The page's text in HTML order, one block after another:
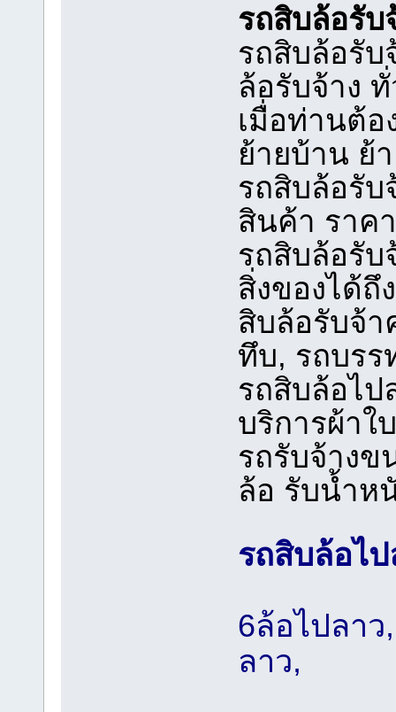
รถสิบล้อรับ
รถสิบล้อรับ
ล้อรับจ้าง
เมื่อท่านต้อ
ย้ายบ้าน ย้
รถสิบล้อรั
สินค้า ราค
รถสิบล้อรั
สิ่งของได้ถึ
สิบล้อรับจ้
ทึบ, รถบร
รถสิบล้อไป
บริการผ้า
รถรับจ้างข
ล้อ รับน้ำห
รถสิบล้อไป
6ล้อไปลาว
ลาว,